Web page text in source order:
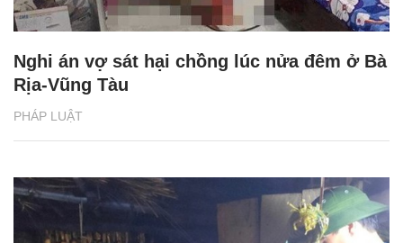
PHÁP LUẬT
Nghi án vợ sát hại chồng lúc nửa đêm ở Bà
Rịa-Vũng Tàu